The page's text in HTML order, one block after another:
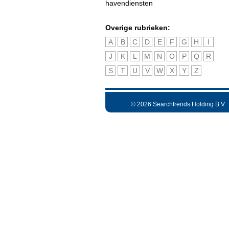
havendiensten
Overige rubrieken:
A
B C D E F G H
I
J
K L M N O P Q
R
S
T U V W X Y Z
© 2026 Searchtrends Holding B.V.